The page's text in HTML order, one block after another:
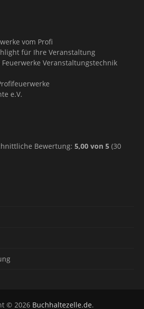
vom Profi
für Ihre Veranstaltung
Feuerwerke Veranstaltungstechnik
e.V.
Bewertung: 5,00 von 5 (30
© 2026 Buchhaltezelle.de.